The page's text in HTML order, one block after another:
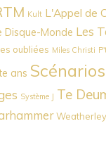
Kult L'Appel de
Disque-Monde Les
oubliées Miles Christi
ans Scénarios
Système J Te
Weatherley